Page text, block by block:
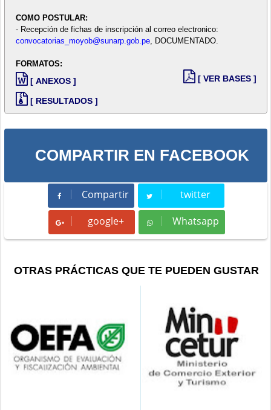
COMO POSTULAR:
- Recepción de fichas de inscripción al correo electronico:
convocatorias_moyob@sunarp.gob.pe, DOCUMENTADO.
FORMATOS:
[ ANEXOS ]
[ RESULTADOS ]
[ VER BASES ]
COMPARTIR EN FACEBOOK
Compartir
Compartir twitter
Tweet
google+ Whatsapp
Whatsapp
OTRAS PRÁCTICAS QUE TE PUEDEN GUSTAR